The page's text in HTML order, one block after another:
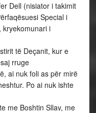
Dell (nisiator i takimit
Special i
kryekomunari i
të Deçanit, kur e
rruge
ai nuk foli as për mirë
Po ai nuk ishte
me Boshtin Sllav, me